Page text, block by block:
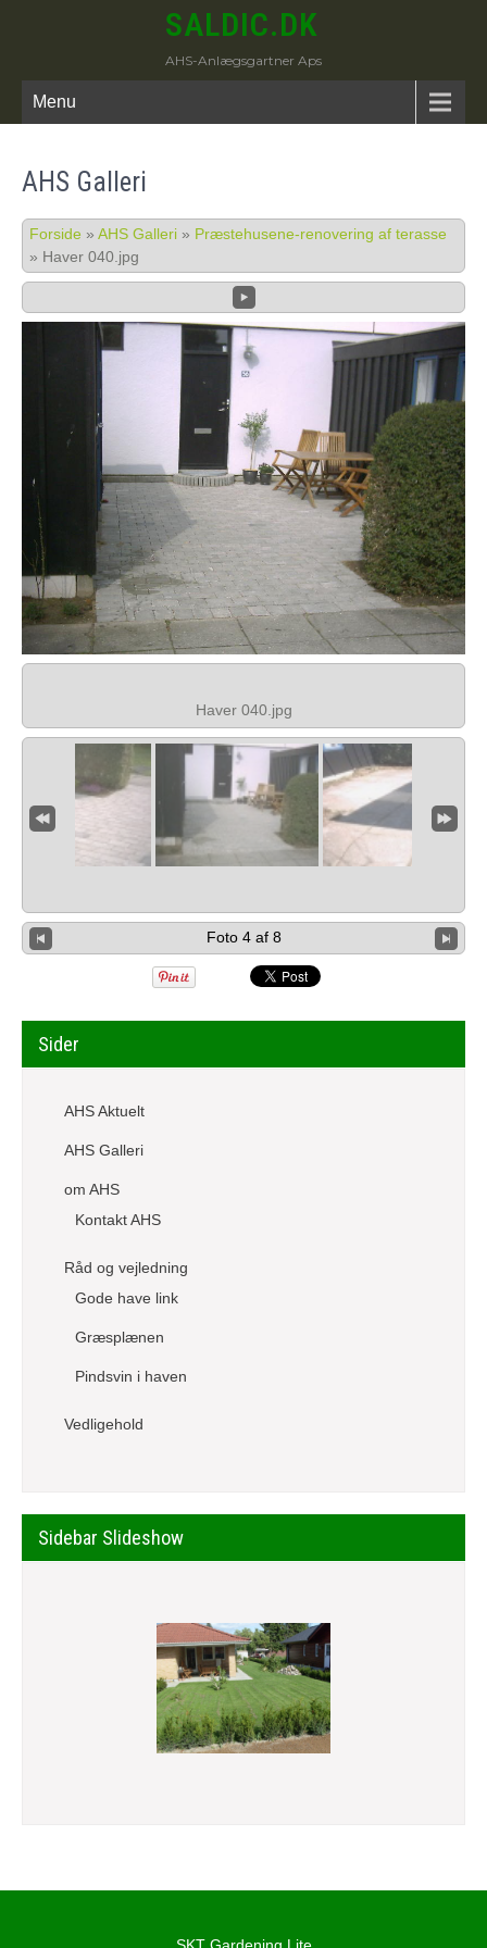
SALDIC.DK
AHS-Anlægsgartner Aps
Menu
AHS Galleri
Forside » AHS Galleri » Præstehusene-renovering af terasse
» Haver 040.jpg
Haver 040.jpg
Foto 4 af 8
Sider
AHS Aktuelt
AHS Galleri
om AHS
Kontakt AHS
Råd og vejledning
Gode have link
Græsplænen
Pindsvin i haven
Vedligehold
Sidebar Slideshow